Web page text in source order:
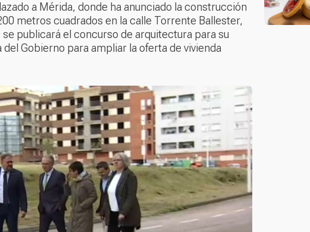
a Mérida, donde ha anunciado la construcción
metros cuadrados en la calle Torrente Ballester,
publicará el concurso de arquitectura para su
Gobierno para ampliar la oferta de vivienda